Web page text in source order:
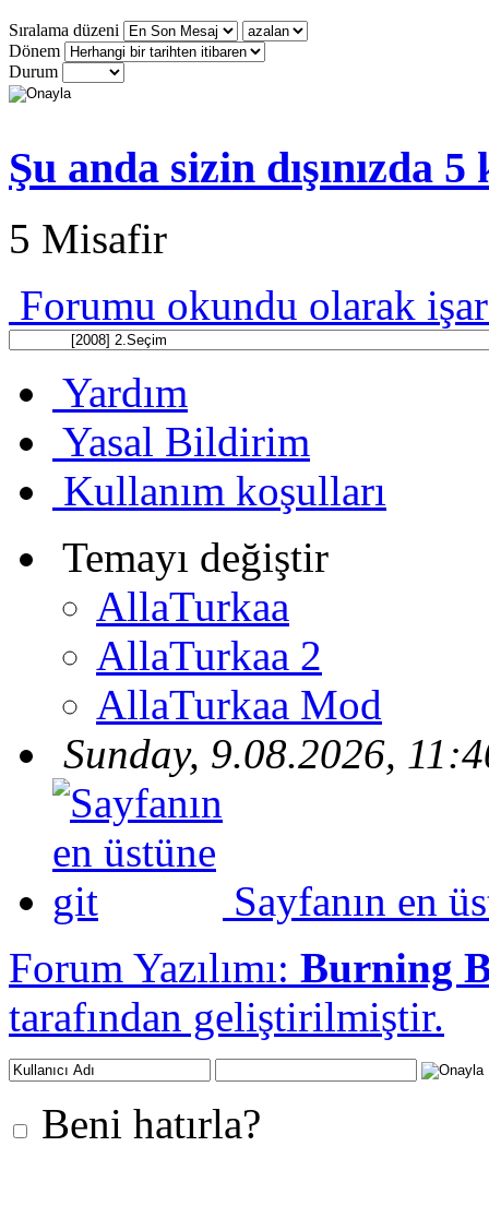
Sıralama düzeni
Dönem
Durum
Şu anda sizin dışınızda
5 Misafir
Forumu okundu olarak
Yardım
Yasal Bildirim
Kullanım koşulları
Temayı değiştir
AllaTurkaa
AllaTurkaa 2
AllaTurkaa Mod
Sunday, 9.08.2026,
Sayfanın en
Forum Yazılımı: Burning
tarafından geliştirilmiştir.
Beni hatırla?